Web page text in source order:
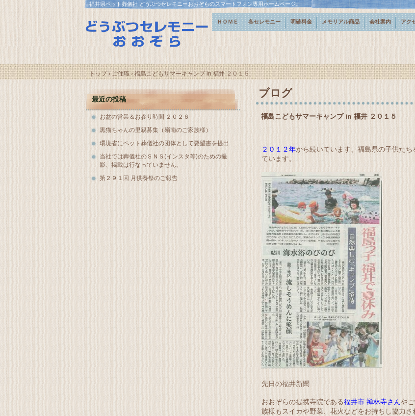
福井県ペット葬儀社 どうぶつセレモニーおおぞらのスマートフォン専用ホームページ。
ＨＯＭＥ 各セレモニー 明確料金 メモリアル商品 会社案内 アク
トップ›ご住職›福島こどもサマーキャンプ in 福井 ２０１５
ブログ
福島こどもサマーキャンプ in 福井 ２０１５
２０１２年から続いています、福島県の子供た
ています。
先日の福井新聞
おおぞらの提携寺院である福井市 禅林寺さんや
族様もスイカや野菜、花火などをお持ちし協力さ
最近の投稿
お盆の営業＆お参り時間 ２０２６
黒猫ちゃんの里親募集（嶺南のご家族様）
環境省にペット葬儀社の団体として要望書を提出
当社では葬儀社のＳＮＳ(インスタ等)のための撮
影、掲載は行なっていません。
第２９１回 月供養祭のご報告